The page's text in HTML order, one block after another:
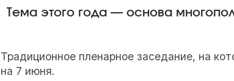
Тема этого года — основа
Традиционное пленарное заседание, на
на 7 июня.